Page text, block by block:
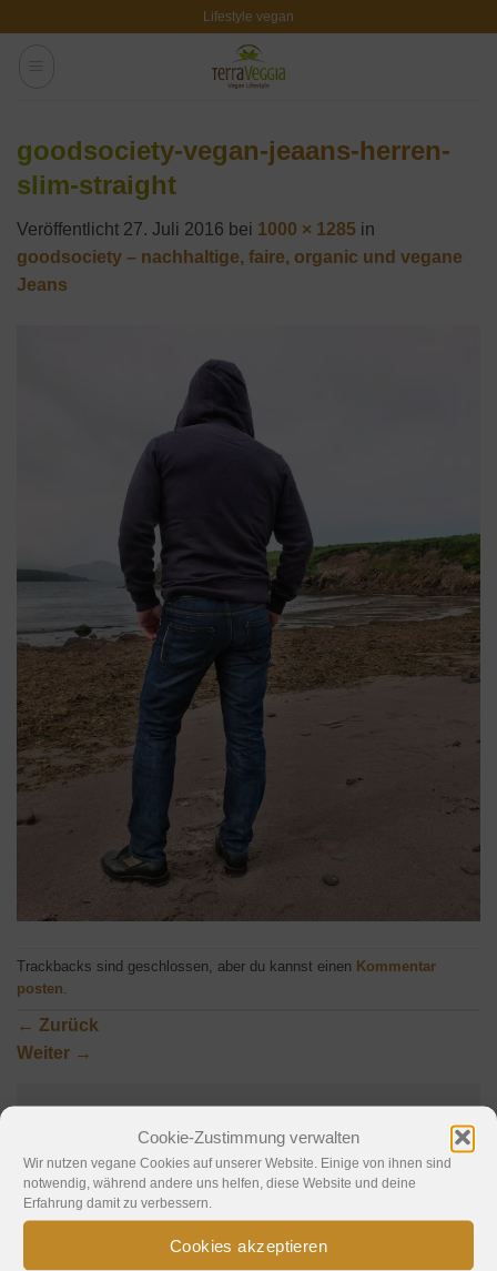
Cookie-Zustimmung verwalten
Wir nutzen vegane Cookies auf unserer Website. Einige von ihnen sind
notwendig, während andere uns helfen, diese Website und deine
Erfahrung damit zu verbessern.
Cookies akzeptieren
Lifestyle vegan
goodsociety-vegan-jeaans-herren-
slim-straight
Veröffentlicht 27. Juli 2016 bei 1000 × 1285 in
goodsociety – nachhaltige, faire, organic und vegane
Jeans
Trackbacks sind geschlossen, aber du kannst einen Kommentar
posten.
← Zurück
Weiter →
Schreibe einen Kommentar
Deine E-Mail-Adresse wird nicht veröffentlicht.